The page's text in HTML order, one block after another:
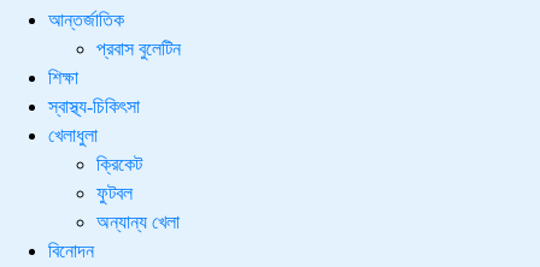
আন্তর্জাতিক
প্রবাস বুলেটিন
শিক্ষা
স্বাস্থ্য-চিকিৎসা
খেলাধুলা
ক্রিকেট
ফুটবল
অন্যান্য খেলা
বিনোদন